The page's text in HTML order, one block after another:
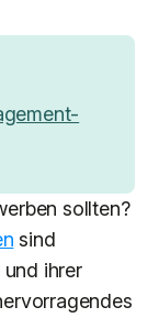
sollten?
sind
ihrer